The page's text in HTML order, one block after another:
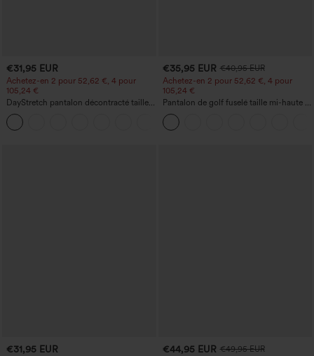
€31,95 EUR
Achetez-en 2 pour 52,62 €, 4 pour
105,24 €
DayStretch pantalon décontracté taille
haute avec poches et coupe droite
€35,95 EUR €40,95 EUR
Achetez-en 2 pour 52,62 €, 4 pour
105,24 €
Pantalon de golf fuselé taille mi-haute à
cordon, ourlet incurvé, séchage rapide,
avec poches — UPF40+
€31,95 EUR €44,95 EUR €49,95 EUR